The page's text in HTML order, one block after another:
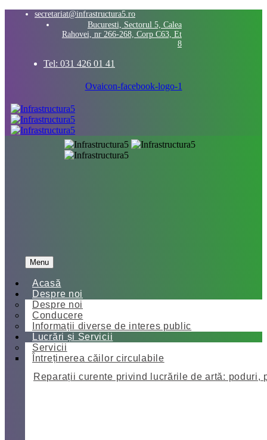
secretariat@infrastructura5.ro
Bucuresti, Sectorul 5, Calea
Rahovei, nr 266-268, Corp C63, Et
8
Tel: 031 426 01 41
Ovaicon-facebook-logo-1
Menu
Acasă
Despre noi
Despre noi
Conducere
Informații diverse de interes public
Lucrări și Servicii
Servicii
Întreținerea căilor circulabile
Reparații curente privind lucrările de artă: poduri,